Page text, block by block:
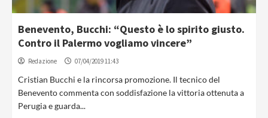
Benevento, Bucchi: “Questo è lo spirito giusto.
Contro il Palermo vogliamo vincere”
Redazione 07/04/2019 11:43
Cristian Bucchi e la rincorsa promozione. Il tecnico del
Benevento commenta con soddisfazione la vittoria ottenuta a
Perugia e guarda...